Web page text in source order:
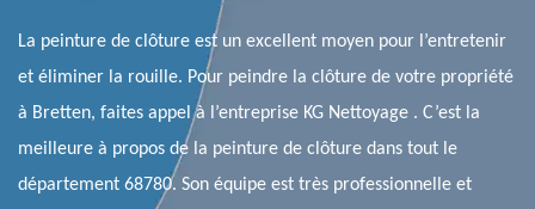
La peinture de clôture est un excellent moyen pour l’entretenir
et éliminer la rouille. Pour peindre la clôture de votre propriété
à Bretten, faites appel à l’entreprise KG Nettoyage . C’est la
meilleure à propos de la peinture de clôture dans tout le
département 68780. Son équipe est très professionnelle et